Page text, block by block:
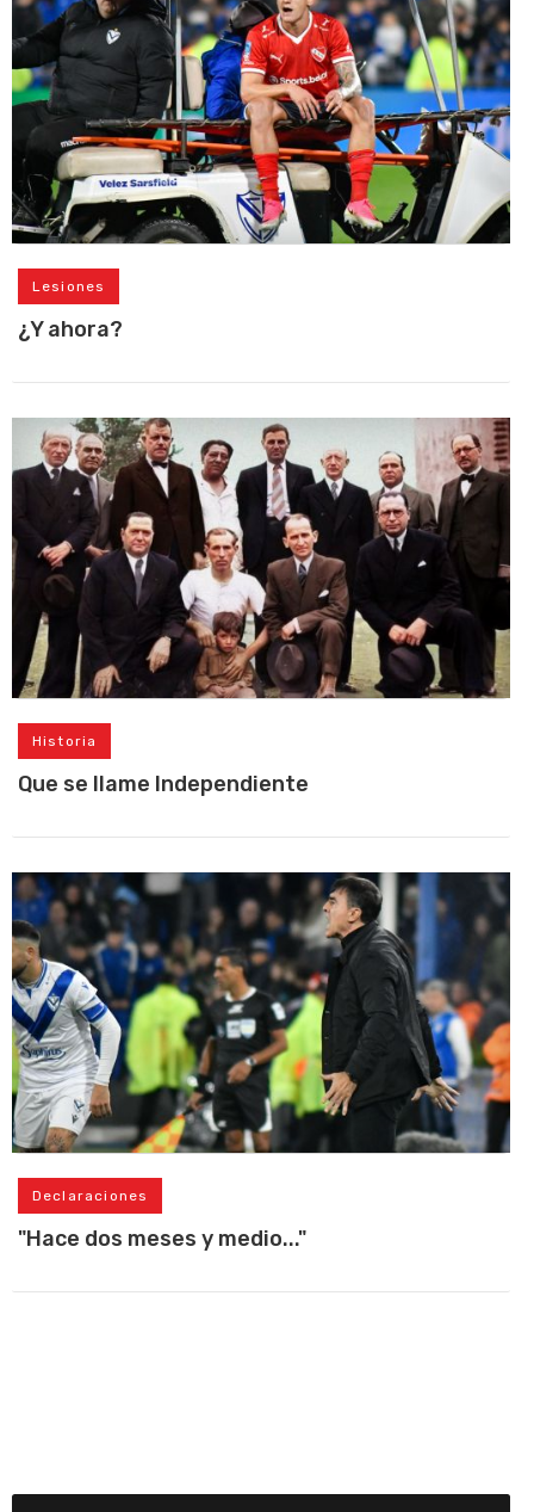
Lesiones
¿Y ahora?
Historia
Que se llame Independiente
Declaraciones
"Hace dos meses y medio..."